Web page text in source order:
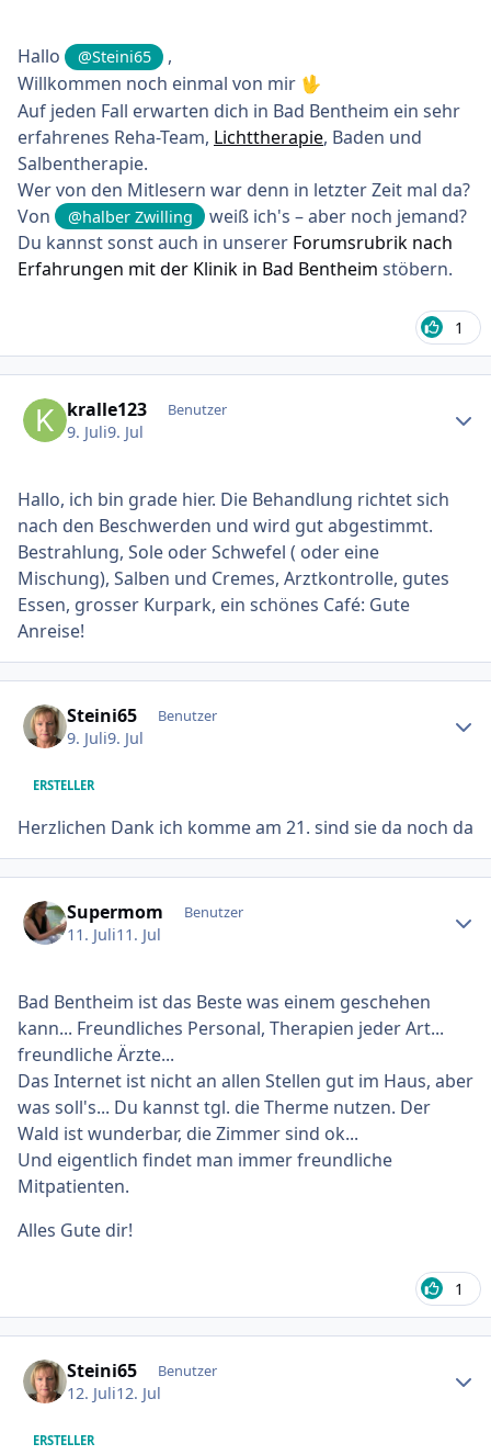
Hallo @Steini65
,
Willkommen noch einmal von mir 🖖
Auf jeden Fall erwarten dich in Bad Bentheim ein sehr
erfahrenes Reha-Team, Lichttherapie, Baden und
Salbentherapie.
Wer von den Mitlesern war denn in letzter Zeit mal da?
Von
@halber Zwilling
weiß ich's – aber noch jemand?
Du kannst sonst auch in unserer Forumsrubrik nach
Erfahrungen mit der Klinik in Bad Bentheim stöbern.
1
kralle123 Benutzer
9. Juli9. Jul
Hallo, ich bin grade hier. Die Behandlung richtet sich
nach den Beschwerden und wird gut abgestimmt.
Bestrahlung, Sole oder Schwefel ( oder eine
Mischung), Salben und Cremes, Arztkontrolle, gutes
Essen, grosser Kurpark, ein schönes Café: Gute
Anreise!
Steini65 Benutzer
9. Juli9. Jul
ERSTELLER
Herzlichen Dank ich komme am 21. sind sie da noch da
Supermom Benutzer
11. Juli11. Jul
Bad Bentheim ist das Beste was einem geschehen
kann... Freundliches Personal, Therapien jeder Art...
freundliche Ärzte...
Das Internet ist nicht an allen Stellen gut im Haus, aber
was soll's... Du kannst tgl. die Therme nutzen. Der
Wald ist wunderbar, die Zimmer sind ok...
Und eigentlich findet man immer freundliche
Mitpatienten.
Alles Gute dir!
1
Steini65 Benutzer
12. Juli12. Jul
ERSTELLER